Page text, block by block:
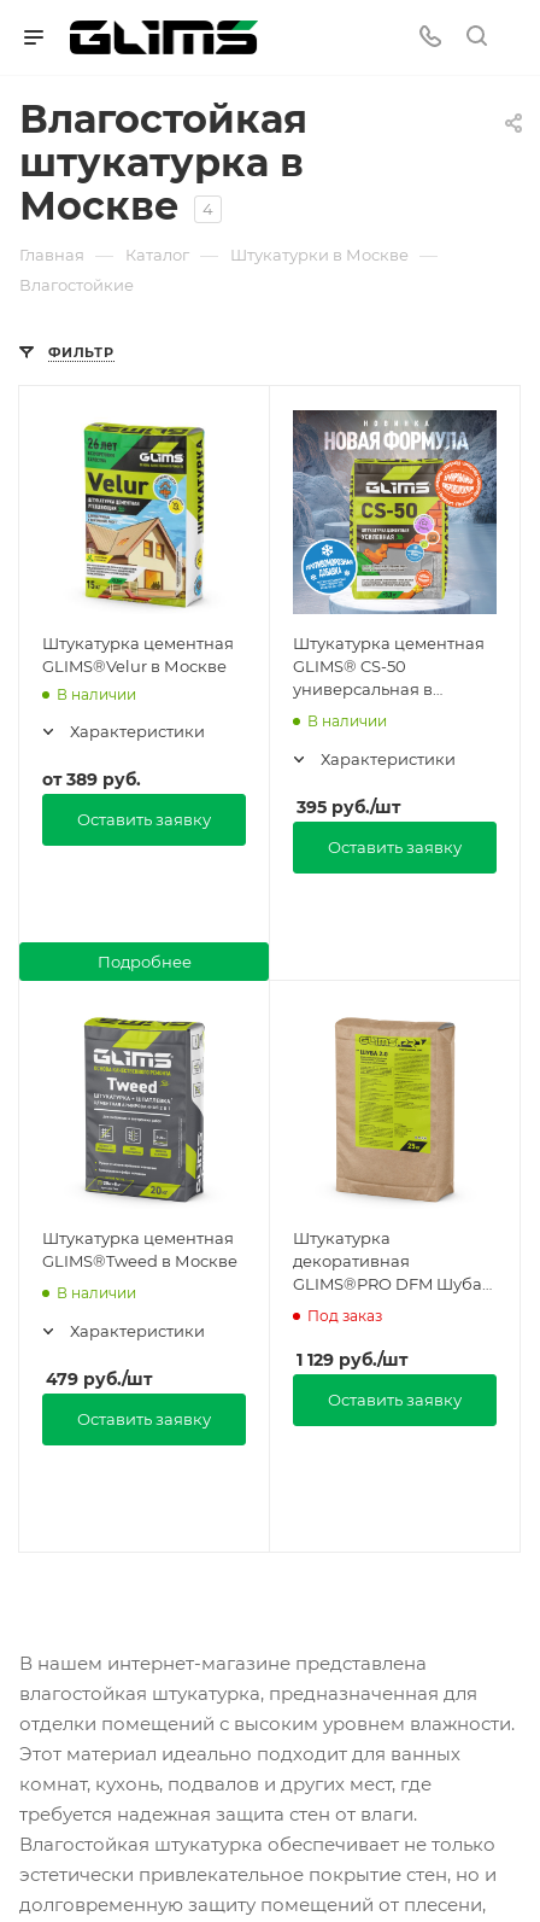
Влагостойкая
штукатурка в
Москве
4
Главная — Каталог — Штукатурки в Москве —
Влагостойкие
ФИЛЬТР
Штукатурка цементная
GLIMS®Velur в Москве
В наличии
Характеристики
от389 руб.
Подробнее
Оставить заявку
Штукатурка цементная
GLIMS® CS-50
универсальная в
Москве
В наличии
Характеристики
395 руб./шт
Оставить заявку
Штукатурка цементная
GLIMS®Tweed в Москве
В наличии
Характеристики
479 руб./шт
Оставить заявку
Штукатурка
декоративная
GLIMS®PRO DFM Шуба
2.0 минеральная в
Москве
Под заказ
1 129 руб./шт
Оставить заявку
В нашем интернет-магазине представлена
влагостойкая штукатурка, предназначенная для
отделки помещений с высоким уровнем влажности.
Этот материал идеально подходит для ванных
комнат, кухонь, подвалов и других мест, где
требуется надежная защита стен от влаги.
Влагостойкая штукатурка обеспечивает не только
эстетически привлекательное покрытие стен, но и
долговременную защиту помещений от плесени,